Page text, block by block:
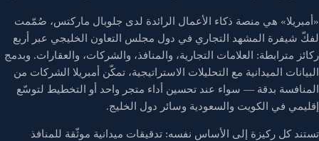
«أمبريلا» هي منصة ذكاء الأعمال الرائدة لدى جلوبال ماركتس، صُمّمت
لفكّ شيفرة المشهد التجاري في دول مجلس التعاون الخليجي عبر أربع
ركائز مترابطة: العلامات التجارية، والمنافذ، والشركات، والعقارات. وبدمج
البيانات الميدانية مع التحليلات الاستراتيجية، تمكّن أمبريلا الشركات من
المنافسة بدقة — سواء عند تحسين أداء متجر واحد أو التخطيط لتوسّع
إقليمي في الكويت والسعودية وسائر دول الخليج.
تستند كل ركيزة إلى الأساس نفسه: تدقيقات ميدانية موثّقة للمنافذ